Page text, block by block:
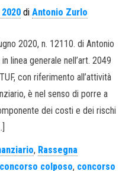
di Antonio Zurlo
2020, n. 12110. di Antonio
generale nell’art. 2049
con riferimento all’attività
è nel senso di porre a
dei costi e dei rischi
, Rassegna
concorso colposo, concorso